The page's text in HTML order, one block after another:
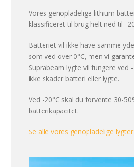
Vores genopladelige lithium
klassificeret til brug helt ned til -
Batteriet vil ikke have samme
som ved over 0°C, men vi
Suprabeam lygte vil fungere ved
ikke skader batteri eller lygte.
Ved -20°C skal du forvente 30-
batterikapacitet.
Se alle vores genopladelige lygter